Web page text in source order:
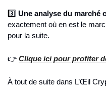
3️⃣ Une analyse du marché
exactement où en est le
pour la suite.
👉 Clique ici pour profiter
À tout de suite dans L’Œil